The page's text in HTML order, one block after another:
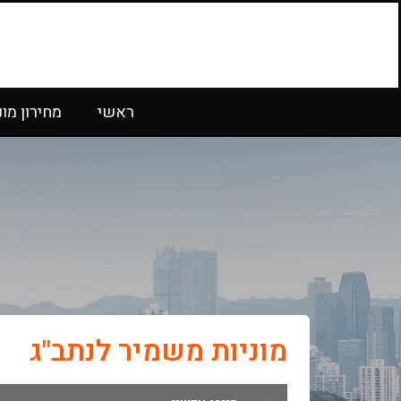
ראשי מחירון
מוניות משמיר לנתב"ג